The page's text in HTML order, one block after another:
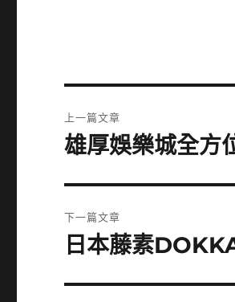
章
上一篇文章
上
篇
文
章:
雄厚娛樂城全方
下一篇文章
下
篇
日本藤素